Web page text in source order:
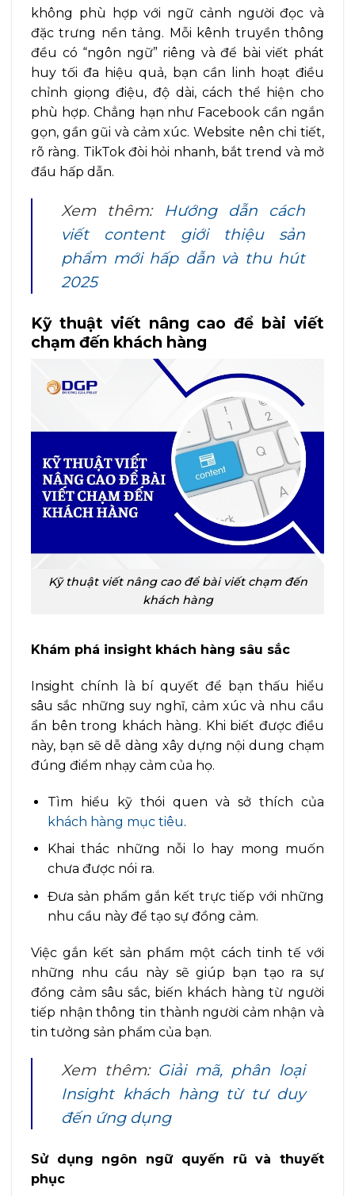
không phù hợp với ngữ cảnh người đọc và
đặc trưng nền tảng. Mỗi kênh truyền thông
đều có “ngôn ngữ” riêng và để bài viết phát
huy tối đa hiệu quả, bạn cần linh hoạt điều
chỉnh giọng điệu, độ dài, cách thể hiện cho
phù hợp. Chẳng hạn như Facebook cần ngắn
gọn, gần gũi và cảm xúc. Website nên chi tiết,
rõ ràng. TikTok đòi hỏi nhanh, bắt trend và mở
đầu hấp dẫn.
Xem thêm:
Hướng dẫn cách
viết content giới thiệu sản
phẩm mới hấp dẫn và thu hút
2025
Kỹ thuật viết nâng cao để bài viết
chạm đến khách hàng
Kỹ thuật viết nâng cao để bài viết chạm đến
khách hàng
Khám phá insight khách hàng sâu sắc
Insight chính là bí quyết để bạn thấu hiểu
sâu sắc những suy nghĩ, cảm xúc và nhu cầu
ẩn bên trong khách hàng. Khi biết được điều
này, bạn sẽ dễ dàng xây dựng nội dung chạm
đúng điểm nhạy cảm của họ.
Tìm hiểu kỹ thói quen và sở thích của
khách hàng mục tiêu.
Khai thác những nỗi lo hay mong muốn
chưa được nói ra.
Đưa sản phẩm gắn kết trực tiếp với những
nhu cầu này để tạo sự đồng cảm.
Việc gắn kết sản phẩm một cách tinh tế với
những nhu cầu này sẽ giúp bạn tạo ra sự
đồng cảm sâu sắc, biến khách hàng từ người
tiếp nhận thông tin thành người cảm nhận và
tin tưởng sản phẩm của bạn.
Xem thêm: Giải mã, phân loại
Insight khách hàng từ tư duy
đến ứng dụng
Sử dụng ngôn ngữ quyến rũ và thuyết
phục